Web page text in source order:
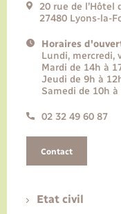
20 rue de l’Hôtel
27480 Lyons-la-
Horaires
Lundi, mercredi,
Mardi de 14h à
Jeudi de 9h à
Samedi de 10h à
02 32 49 60 87
Contact
Etat civil